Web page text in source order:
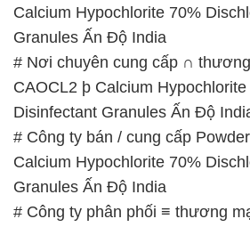
Calcium Hypochlorite 70%
Granules Ấn Độ India
# Nơi chuyên cung cấp ∩
CAOCL2 þ Calcium
Disinfectant Granules Ấn Độ
# Công ty bán / cung cấp
Calcium Hypochlorite 70%
Granules Ấn Độ India
# Công ty phân phối ≡ thương